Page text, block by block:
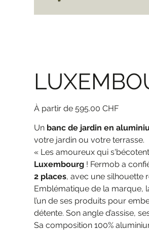
Prix
595.00 CHF
Un banc de jardin en
votre jardin ou votre terrasse.
« Les amoureux qui
Luxembourg ! Fermob a
2 places, avec une silhouette
Emblématique de la marque,
l’un de ses produits pour
détente. Son angle d’assise,
Sa composition 100%